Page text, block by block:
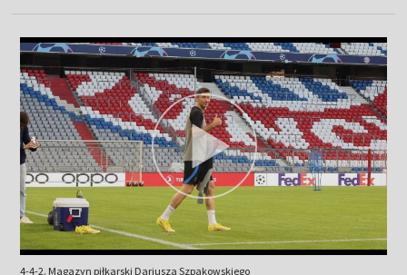
4-4-2. Magazyn piłkarski Dariusza Szpakowskiego